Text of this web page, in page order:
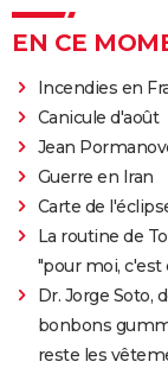
EN CE
Incendies en
Canicule d'août
Jean
Guerre en Iran
Carte de
La routine de
"pour moi, c'est
Dr. Jorge Soto,
bonbons
reste les